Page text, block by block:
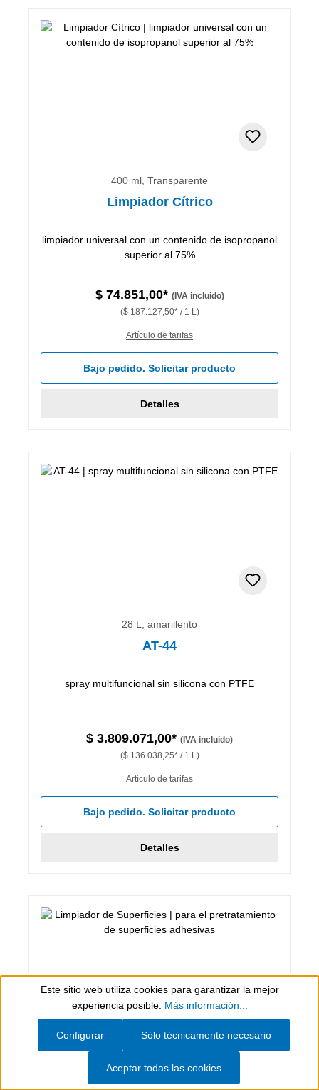
400 ml, Transparente
Limpiador Cítrico
limpiador universal con un contenido de isopropanol
superior al 75%
$ 74.851,00* (IVA incluido)
($ 187.127,50* / 1 L)
Artículo de tarifas
Bajo pedido. Solicitar producto
Detalles
28 L, amarillento
AT-44
spray multifuncional sin silicona con PTFE
$ 3.809.071,00* (IVA incluido)
($ 136.038,25* / 1 L)
Artículo de tarifas
Bajo pedido. Solicitar producto
Detalles
5 L, Transparente
Show toolbar
Este sitio web utiliza cookies para garantizar la mejor
experiencia posible. Más información...
Sólo técnicamente necesario
Configurar
Aceptar todas las cookies